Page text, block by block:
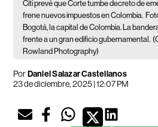
Citi prevé que Corte tumbe decreto de
frene nuevos impuestos en Colombia.
Bogotá, la capital de Colombia. La
frente a un gran edificio gubernamental.
Rowland Photography)
PorDaniel Salazar Castellanos
23 de diciembre, 2025 | 12:07 PM